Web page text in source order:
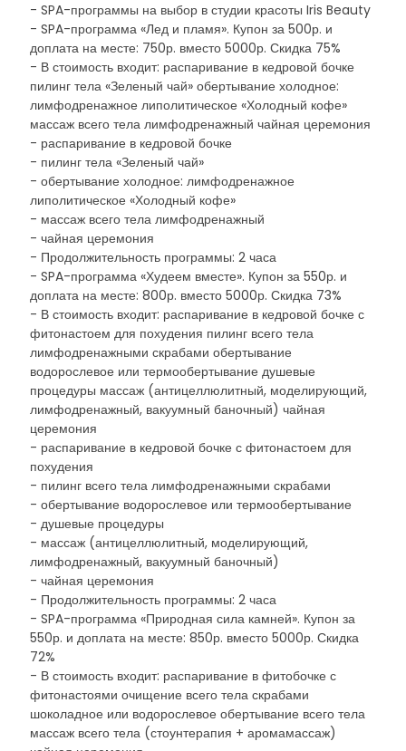
- SPA-программы на выбор в студии красоты Iris Beauty
- SPA-программа «Лед и пламя». Купон за 500р. и
доплата на месте: 750р. вместо 5000р. Скидка 75%
- В стоимость входит: распаривание в кедровой бочке
пилинг тела «Зеленый чай» обертывание холодное:
лимфодренажное липолитическое «Холодный кофе»
массаж всего тела лимфодренажный чайная церемония
- распаривание в кедровой бочке
- пилинг тела «Зеленый чай»
- обертывание холодное: лимфодренажное
липолитическое «Холодный кофе»
- массаж всего тела лимфодренажный
- чайная церемония
- Продолжительность программы: 2 часа
- SPA-программа «Худеем вместе». Купон за 550р. и
доплата на месте: 800р. вместо 5000р. Скидка 73%
- В стоимость входит: распаривание в кедровой бочке с
фитонастоем для похудения пилинг всего тела
лимфодренажными скрабами обертывание
водорослевое или термообертывание душевые
процедуры массаж (антицеллюлитный, моделирующий,
лимфодренажный, вакуумный баночный) чайная
церемония
- распаривание в кедровой бочке с фитонастоем для
похудения
- пилинг всего тела лимфодренажными скрабами
- обертывание водорослевое или термообертывание
- душевые процедуры
- массаж (антицеллюлитный, моделирующий,
лимфодренажный, вакуумный баночный)
- чайная церемония
- Продолжительность программы: 2 часа
- SPA-программа «Природная сила камней». Купон за
550р. и доплата на месте: 850р. вместо 5000р. Скидка
72%
- В стоимость входит: распаривание в фитобочке с
фитонастоями очищение всего тела скрабами
шоколадное или водорослевое обертывание всего тела
массаж всего тела (стоунтерапия + аромамассаж)